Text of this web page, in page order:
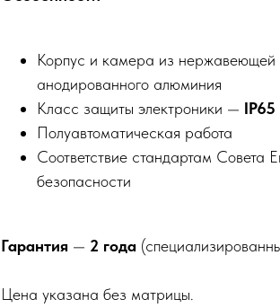
Корпус и камера из нержавеющей
анодированного алюминия
Класс защиты электроники — IP65
Полуавтоматическая работа
Соответствие стандартам Совета
безопасности
Гарантия — 2 года
Цена указана без матрицы.